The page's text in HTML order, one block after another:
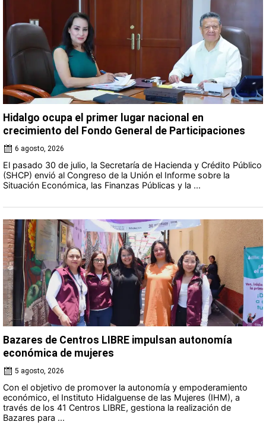
Hidalgo ocupa el primer lugar nacional en
crecimiento del Fondo General de Participaciones
6 agosto, 2026
El pasado 30 de julio, la Secretaría de Hacienda y Crédito Público
(SHCP) envió al Congreso de la Unión el Informe sobre la
Situación Económica, las Finanzas Públicas y la ...
Bazares de Centros LIBRE impulsan autonomía
económica de mujeres
5 agosto, 2026
Con el objetivo de promover la autonomía y empoderamiento
económico, el Instituto Hidalguense de las Mujeres (IHM), a
través de los 41 Centros LIBRE, gestiona la realización de
Bazares para ...